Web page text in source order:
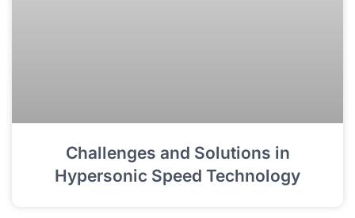
Challenges and Solutions in
Hypersonic Speed Technology